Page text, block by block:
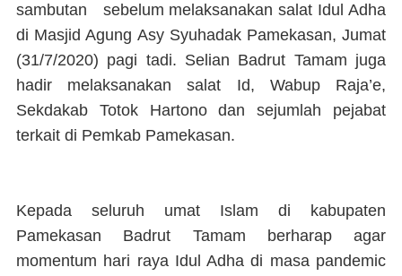
sambutan sebelum melaksanakan salat Idul Adha
di Masjid Agung Asy Syuhadak Pamekasan, Jumat
(31/7/2020) pagi tadi. Selian Badrut Tamam juga
hadir melaksanakan salat Id, Wabup Raja’e,
Sekdakab Totok Hartono dan sejumlah pejabat
terkait di Pemkab Pamekasan.
Kepada seluruh umat Islam di kabupaten
Pamekasan Badrut Tamam berharap agar
momentum hari raya Idul Adha di masa pandemic